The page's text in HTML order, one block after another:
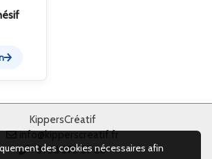
KippersCréatif
info@kipperscreatif.fr
+31 38 375 67 88
des cookies nécessaires afin